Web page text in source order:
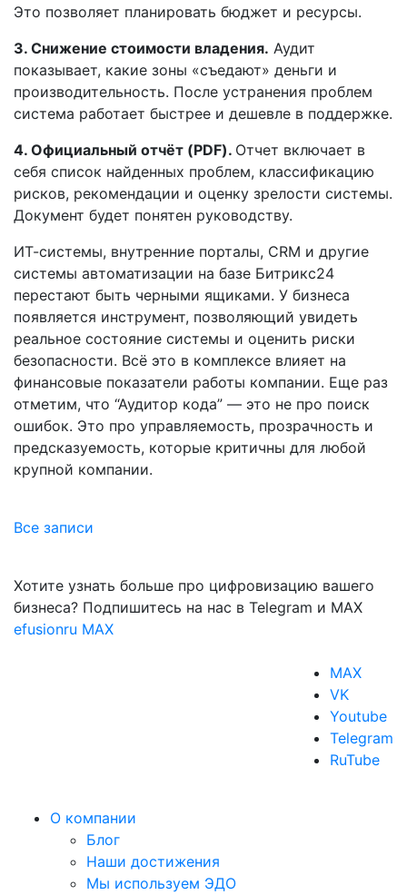
Это позволяет планировать бюджет и ресурсы.
3. Снижение стоимости владения. Аудит
показывает, какие зоны «съедают» деньги и
производительность. После устранения проблем
система работает быстрее и дешевле в поддержке.
4. Официальный отчёт (PDF). Отчет включает в
себя список найденных проблем, классификацию
рисков, рекомендации и оценку зрелости системы.
Документ будет понятен руководству.
ИТ-системы, внутренние порталы, CRM и другие
системы автоматизации на базе Битрикс24
перестают быть черными ящиками. У бизнеса
появляется инструмент, позволяющий увидеть
реальное состояние системы и оценить риски
безопасности. Всё это в комплексе влияет на
финансовые показатели работы компании. Еще раз
отметим, что “Аудитор кода” — это не про поиск
ошибок. Это про управляемость, прозрачность и
предсказуемость, которые критичны для любой
крупной компании.
Все записи
Хотите узнать больше про цифровизацию вашего
бизнеса? Подпишитесь на нас в Telegram и MAX
efusionru MAX
MAX
VK
Youtube
Telegram
RuTube
О компании
Блог
Наши достижения
Мы используем ЭДО